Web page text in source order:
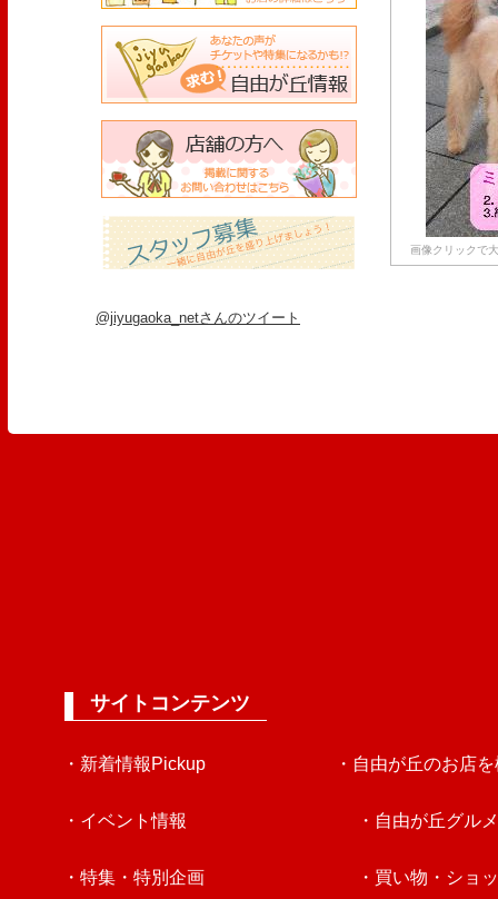
画像クリックで
@jiyugaoka_netさんのツイート
サイトコンテンツ
・新着情報Pickup
・イベント情報
・特集・特別企画
・自由が丘のお店
・自由が丘グルメ
・買い物・ショ